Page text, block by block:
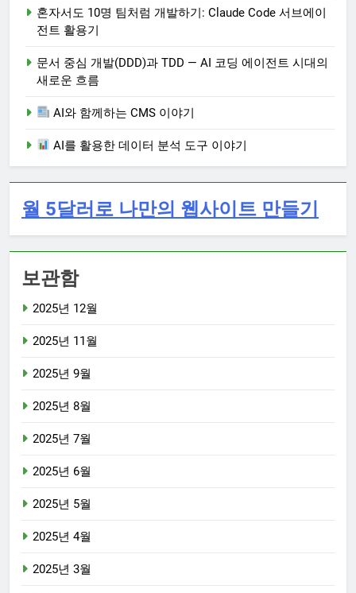
혼자서도 10명 팀처럼 개발하기: Claude Code 서브에이
전트 활용기
문서 중심 개발(DDD)과 TDD — AI 코딩 에이전트 시대의
새로운 흐름
AI와 함께하는 CMS 이야기
AI를 활용한 데이터 분석 도구 이야기
월 5달러로 나만의 웹사이트 만들기
보관함
2025년 12월
2025년 11월
2025년 9월
2025년 8월
2025년 7월
2025년 6월
2025년 5월
2025년 4월
2025년 3월